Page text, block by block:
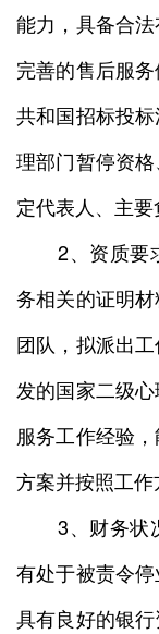
能力，具备合
完善的售后服
共和国招标投
理部门暂停资
定代表人、主要
2、资质要求
务相关的证明
团队，拟派出
发的国家二级
服务工作经验
方案并按照工作
3、财务状况
有处于被责令
具有良好的银